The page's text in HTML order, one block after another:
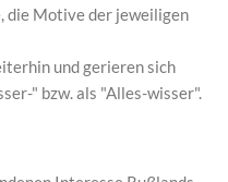
die Motive der jeweiligen
und gerieren sich
" bzw. als "Alles-wisser".